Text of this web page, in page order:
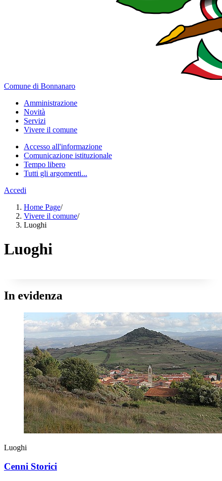
Comune di Bonnanaro
Amministrazione
Novità
Servizi
Vivere il comune
Accesso all'informazione
Comunicazione istituzionale
Tempo libero
Tutti gli argomenti...
Accedi
Home Page/
Vivere il comune/
Luoghi
Luoghi
In evidenza
Luoghi
Cenni Storici